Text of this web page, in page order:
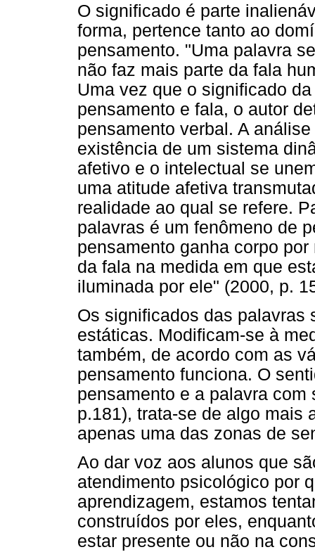
O significado é parte
forma, pertence tanto ao
pensamento. "Uma palavra
não faz mais parte da fala
Uma vez que o significado
pensamento e fala, o autor
pensamento verbal. A
existência de um sistema
afetivo e o intelectual se
uma atitude afetiva
realidade ao qual se refere.
palavras é um fenômeno de
pensamento ganha corpo
da fala na medida em que
iluminada por ele" (2000, p.
Os significados das palavras
estáticas. Modificam-se à
também, de acordo com as
pensamento funciona. O
pensamento e a palavra
p.181), trata-se de algo mais
apenas uma das zonas de
Ao dar voz aos alunos que
atendimento psicológico por
aprendizagem, estamos
construídos por eles,
estar presente ou não na